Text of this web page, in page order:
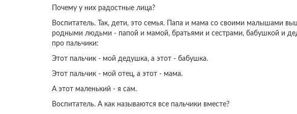
Почему у них радостные лица?
Воспитатель. Так, дети, это семья. Папа и мама со своими малышами
родными людьми - папой и мамой, братьями и сестрами, бабушкой и
про пальчики:
Этот пальчик - мой дедушка, а этот - бабушка.
Этот пальчик - мой отец, а этот - мама.
А этот маленький - я сам.
Воспитатель. А как называются все пальчики вместе?